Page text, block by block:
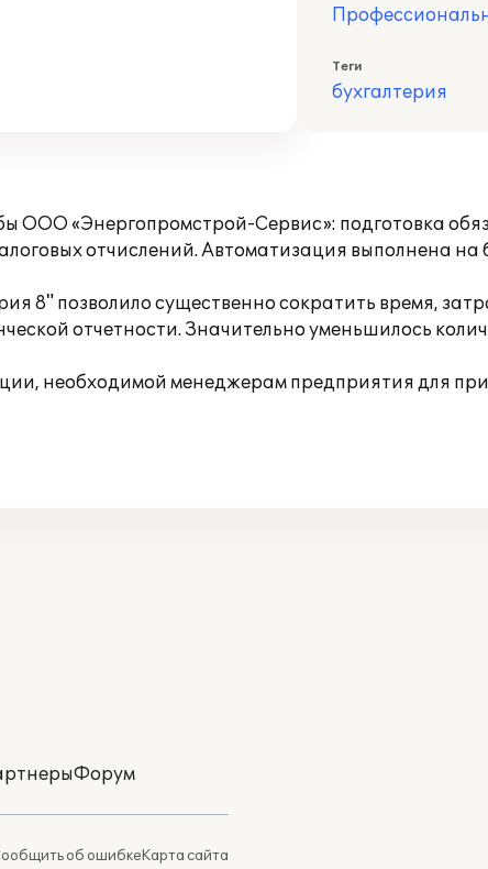
Теги
бухгалтерия
ООО «Энергопромстрой-Сервис»: подготовка
отчислений. Автоматизация выполнена
8" позволило существенно сократить время,
отчетности. Значительно уменьшилось
необходимой менеджерам предприятия для
Форум
об ошибкеКарта сайта